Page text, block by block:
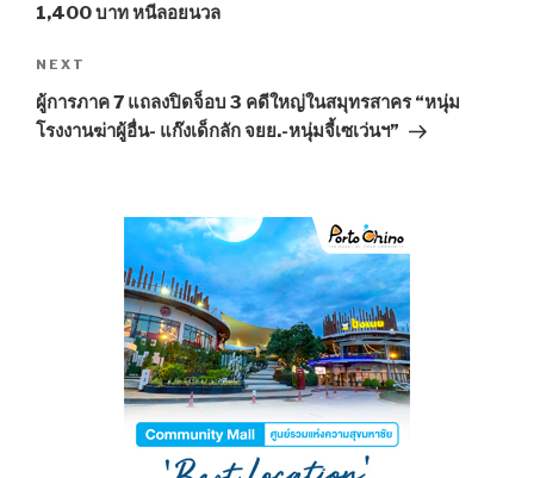
1,400 บาท หนีลอยนวล
Next
Post
NEXT
ผู้การภาค 7 แถลงปิดจ็อบ 3 คดีใหญ่ในสมุทรสาคร “หนุ่ม
โรงงานฆ่าผู้อื่น- แก๊งเด็กลัก จยย.-หนุ่มจี้เซเว่นฯ”